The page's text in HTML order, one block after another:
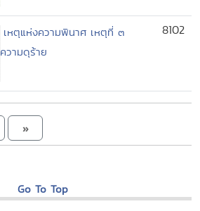
เหตุแห่งความพินาศ เหตุที่ ๓
ความดุร้าย
8102
»
Go To Top